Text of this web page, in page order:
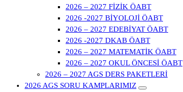
2026 – 2027 FİZİK ÖABT
2026 -2027 BİYOLOJİ ÖABT
2026 – 2027 EDEBİYAT ÖABT
2026 -2027 DKAB ÖABT
2026 – 2027 MATEMATİK ÖABT
2026 – 2027 OKUL ÖNCESİ ÖABT
2026 – 2027 AGS DERS PAKETLERİ
2026 AGS SORU KAMPLARIMIZ